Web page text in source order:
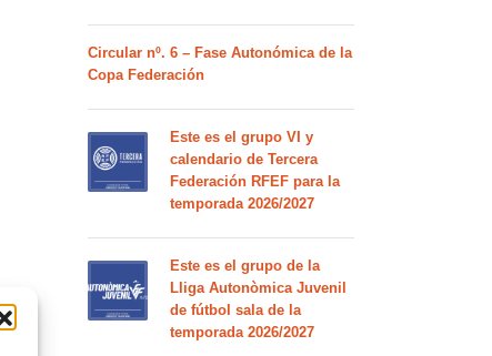
Circular nº. 6 – Fase Autonómica de la
Copa Federación
Este es el grupo VI y
calendario de Tercera
Federación RFEF para la
temporada 2026/2027
Este es el grupo de la
Lliga Autonòmica Juvenil
de fútbol sala de la
temporada 2026/2027